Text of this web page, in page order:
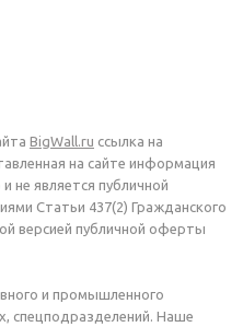
BigWall.ru ссылка на
на сайте информация
не является публичной
Статьи 437(2) Гражданского
версией публичной оферты
и промышленного
спецподразделений. Наше